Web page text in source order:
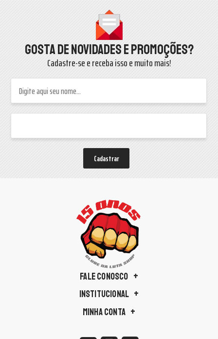
Gosta de novidades e promoções?
Cadastre-se e receba isso e muito mais!
Cadastrar
FALE CONOSCO
INSTITUCIONAL
MINHA CONTA